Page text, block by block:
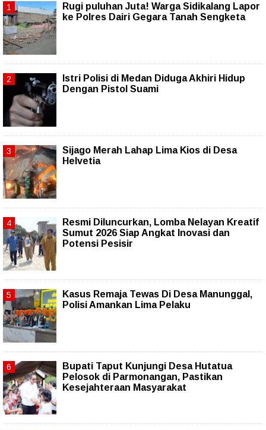
Rugi puluhan Juta! Warga Sidikalang Lapor
ke Polres Dairi Gegara Tanah Sengketa
Istri Polisi di Medan Diduga Akhiri Hidup
Dengan Pistol Suami
Sijago Merah Lahap Lima Kios di Desa
Helvetia
Resmi Diluncurkan, Lomba Nelayan Kreatif
Sumut 2026 Siap Angkat Inovasi dan
Potensi Pesisir
Kasus Remaja Tewas Di Desa Manunggal,
Polisi Amankan Lima Pelaku
Bupati Taput Kunjungi Desa Hutatua
Pelosok di Parmonangan, Pastikan
Kesejahteraan Masyarakat